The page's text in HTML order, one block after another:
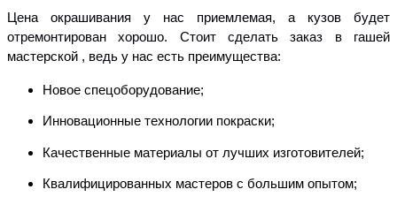
Цена окрашивания у нас приемлемая, а кузов будет
отремонтирован хорошо. Стоит сделать заказ в гашей
мастерской , ведь у нас есть преимущества:
Новое спецоборудование;
Инновационные технологии покраски;
Качественные материалы от лучших изготовителей;
Квалифицированных мастеров с большим опытом;